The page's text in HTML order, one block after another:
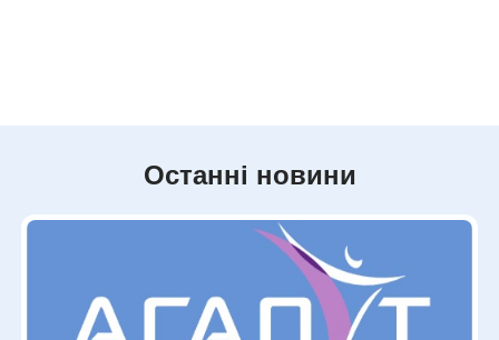
Останні новини